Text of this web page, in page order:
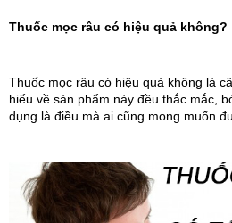
Thuốc mọc râu có hiệu quả không?
Thuốc mọc râu có hiệu quả không là
hiểu về sản phẩm này đều thắc mắc,
dụng là điều mà ai cũng mong muốn